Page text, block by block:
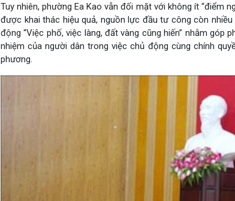
Tuy nhiên, phường Ea Kao vẫn đối mặt với không ít “điểm
được khai thác hiệu quả, nguồn lực đầu tư công còn
động “Việc phố, việc làng, đất vàng cũng hiến” nhằm góp
nhiệm của người dân trong việc chủ động cùng chính
phương.